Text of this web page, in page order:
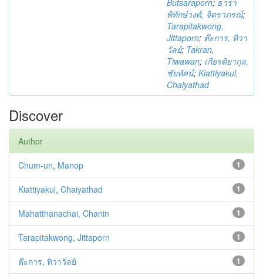
Butsaraporn; ธารา
พิทักษ์วงศ์, จิตราภรณ์;
Tarapitakwong,
Jittaporn; ต๊ะการ, ทิวา
วัลย์; Takran,
Tiwawan; เกียรติยากุล,
ชัยทัศน์; Kiattiyakul,
Chaiyathad
Discover
Author
1
Chum-un, Manop
1
Kiattiyakul, Chaiyathad
1
Mahatthanachai, Chanin
1
Tarapitakwong, Jittaporn
1
ต๊ะการ, ทิวาวัลย์